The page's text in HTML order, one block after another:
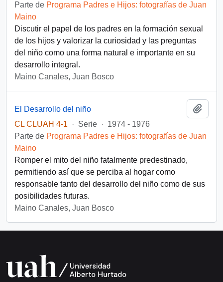
Parte de Programa Padres e Hijos: fotografías de Juan
Maino
Discutir el papel de los padres en la formación sexual
de los hijos y valorizar la curiosidad y las preguntas
del niño como una forma natural e importante en su
desarrollo integral.
Maino Canales, Juan Bosco
El Desarrollo del niño
CL CLUAH 4-1
· Serie · 1974 - 1976
Parte de Programa Padres e Hijos: fotografías de Juan
Maino
Romper el mito del niño fatalmente predestinado,
permitiendo así que se perciba al hogar como
responsable tanto del desarrollo del niño como de sus
posibilidades futuras.
Maino Canales, Juan Bosco